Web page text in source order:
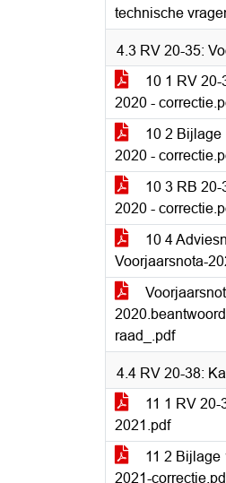
technische
4.3 RV 20-35:
10 1 RV 20-
2020 -
10 2 Bijlage
2020 -
10 3 RB 20-
2020 -
10 4
Voorjaarsnota-
raad_.pdf
4.4 RV 20-38:
11 1 RV 20-
2021.pdf
11 2 Bijlage
2021-